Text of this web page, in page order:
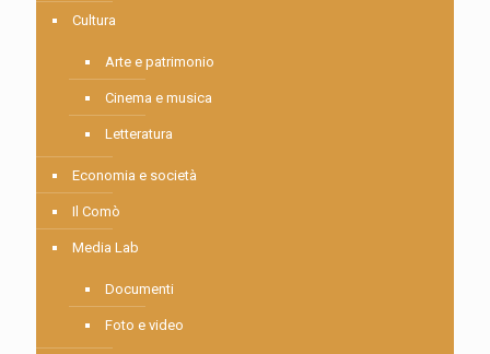
Cultura
Arte e patrimonio
Cinema e musica
Letteratura
Economia e società
Il Comò
Media Lab
Documenti
Foto e video